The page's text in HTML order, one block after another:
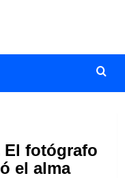
El fotógrafo
el alma